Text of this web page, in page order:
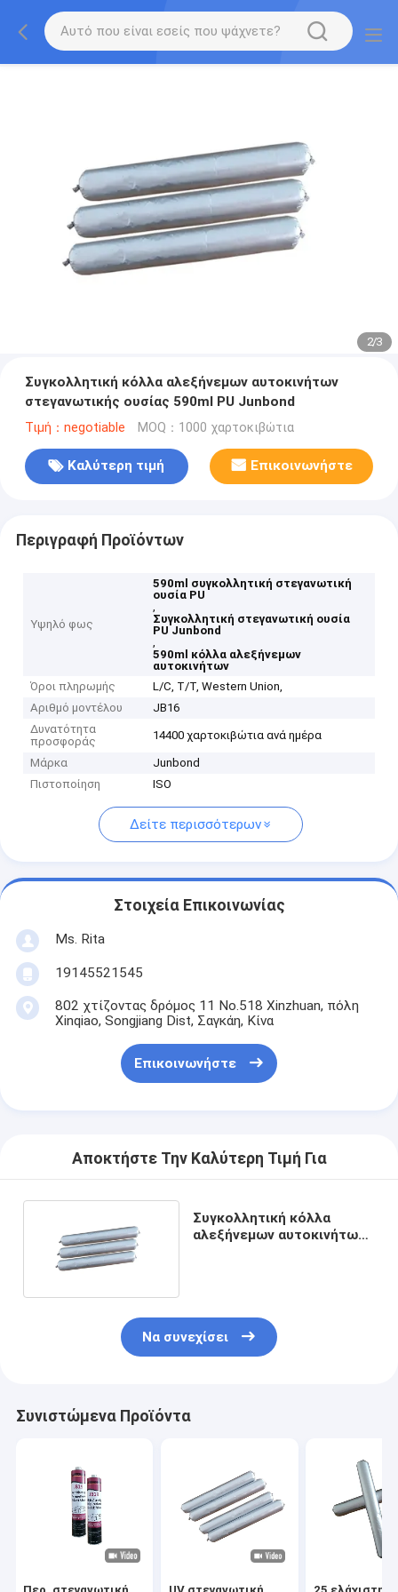
2/3
Συγκολλητική κόλλα αλεξήνεμων αυτοκινήτων
στεγανωτικής ουσίας 590ml PU Junbond
Τιμή：negotiable MOQ：1000 χαρτοκιβώτια
Καλύτερη τιμή Επικοινωνήστε
Περιγραφή Προϊόντων
Υψηλό φως
590ml συγκολλητική στεγανωτική
ουσία PU
,
Συγκολλητική στεγανωτική ουσία
PU Junbond
,
590ml κόλλα αλεξήνεμων
αυτοκινήτων
Όροι πληρωμής
L/C, T/T, Western Union,
Αριθμό μοντέλου
JB16
Δυνατότητα
προσφοράς
14400 χαρτοκιβώτια ανά ημέρα
Μάρκα
Junbond
Πιστοποίηση
ISO
Δείτε περισσότερων
Στοιχεία Επικοινωνίας
Ms. Rita
19145521545
802 χτίζοντας δρόμος 11 No.518 Xinzhuan, πόλη
Xinqiao, Songjiang Dist, Σαγκάη, Κίνα
Επικοινωνήστε
Αποκτήστε Την Καλύτερη Τιμή Για
Συγκολλητική κόλλα
αλεξήνεμων αυτοκινήτων
Να συνεχίσει
Συνιστώμενα Προϊόντα